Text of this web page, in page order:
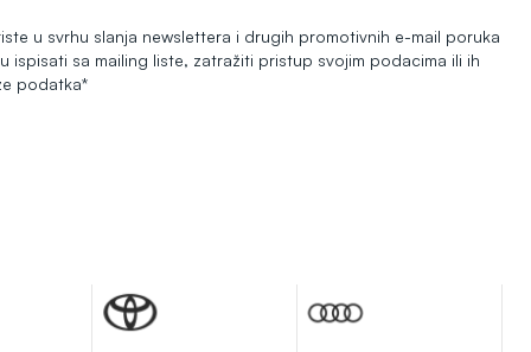
u svrhu slanja newslettera i drugih promotivnih e-mail poruka
ispisati sa mailing liste, zatražiti pristup svojim podacima ili ih
podatka*